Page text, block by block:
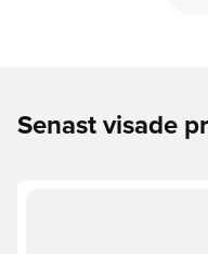
Senast visade